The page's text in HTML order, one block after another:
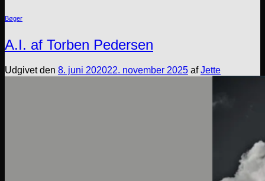
Bøger
A.I. af Torben Pedersen
Udgivet den 8. juni 202022. november 2025 afJette